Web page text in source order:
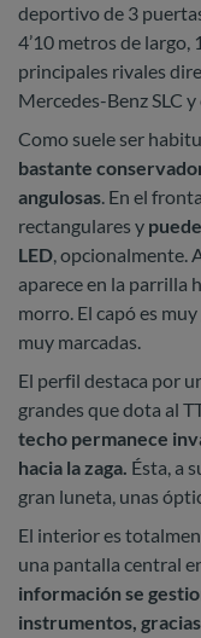
deportivo de 3
4’10 metros de largo,
principales rivales
Mercedes-Benz SLC
Como suele ser
bastante
angulosas. En el
rectangulares y
LED, opcionalmente.
aparece en la parrilla
morro. El capó es
muy marcadas.
El perfil destaca por
grandes que dota al
techo permanece
hacia la zaga. Ésta, a
gran luneta, unas
El interior es
una pantalla central
información se
instrumentos,